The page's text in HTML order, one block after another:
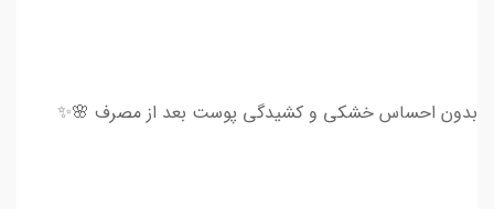
بدون احساس خشکی و کشیدگی پوست بعد از مصرف 🌸✨